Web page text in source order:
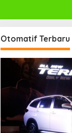
Otomatif Terbaru